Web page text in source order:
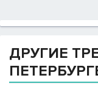
ДРУГИЕ